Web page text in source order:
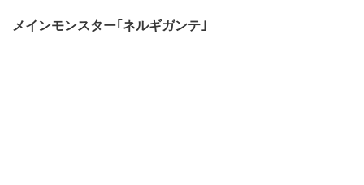
メインモンスター｢ネルギガンテ｣